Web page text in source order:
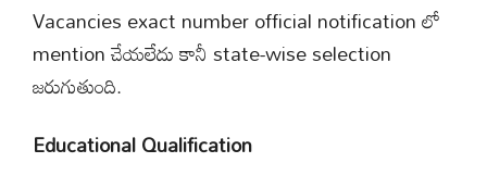
Vacancies exact number official notification లో
mention చేయలేదు కానీ state-wise selection
జరుగుతుంది.
Educational Qualification